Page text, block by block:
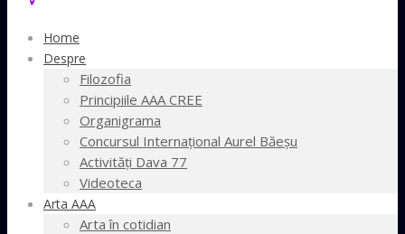
Home
Despre
Filozofia
Principiile AAA CREE
Organigrama
Concursul Internaţional Aurel Băeşu
Activităţi Dava 77
Videoteca
Arta AAA
Arta în cotidian